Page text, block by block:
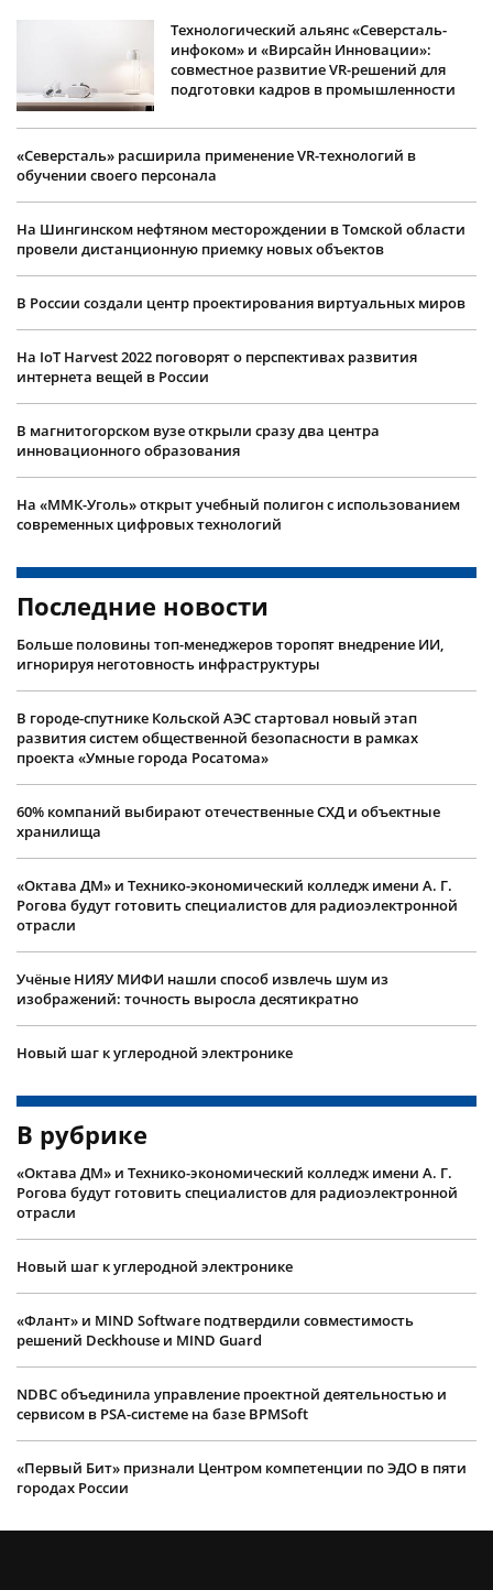
Технологический альянс «Северсталь-
инфоком» и «Вирсайн Инновации»:
совместное развитие VR-решений для
подготовки кадров в промышленности
«Северсталь» расширила применение VR-технологий в
обучении своего персонала
На Шингинском нефтяном месторождении в Томской области
провели дистанционную приемку новых объектов
В России создали центр проектирования виртуальных миров
На IoT Harvest 2022 поговорят о перспективах развития
интернета вещей в России
В магнитогорском вузе открыли сразу два центра
инновационного образования
На «ММК-Уголь» открыт учебный полигон с использованием
современных цифровых технологий
Последние новости
Больше половины топ-менеджеров торопят внедрение ИИ,
игнорируя неготовность инфраструктуры
В городе-спутнике Кольской АЭС стартовал новый этап
развития систем общественной безопасности в рамках
проекта «Умные города Росатома»
60% компаний выбирают отечественные СХД и объектные
хранилища
«Октава ДМ» и Технико-экономический колледж имени А. Г.
Рогова будут готовить специалистов для радиоэлектронной
отрасли
Учëные НИЯУ МИФИ нашли способ извлечь шум из
изображений: точность выросла десятикратно
Новый шаг к углеродной электронике
В рубрике
«Октава ДМ» и Технико-экономический колледж имени А. Г.
Рогова будут готовить специалистов для радиоэлектронной
отрасли
Новый шаг к углеродной электронике
«Флант» и MIND Software подтвердили совместимость
решений Deckhouse и MIND Guard
NDBC объединила управление проектной деятельностью и
сервисом в PSA-системе на базе BPMSoft
«Первый Бит» признали Центром компетенции по ЭДО в пяти
городах России